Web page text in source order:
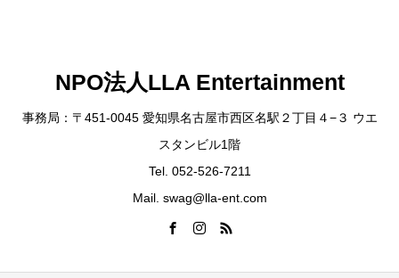
NPO法人LLA Entertainment
事務局：〒451-0045 愛知県名古屋市西区名駅２丁目４−３ ウエ
スタンビル1階
Tel. 052-526-7211
Mail. swag@lla-ent.com